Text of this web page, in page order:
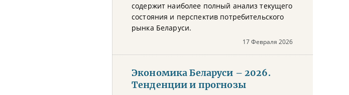
содержит наиболее полный анализ текущего
состояния и перспектив потребительского
рынка Беларуси.
17 Февраля 2026
Экономика Беларуси – 2026.
Тенденции и прогнозы